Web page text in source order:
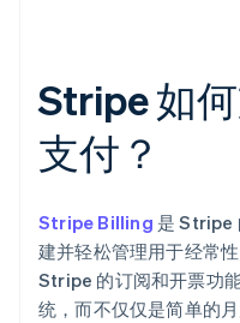
Stripe 如
支付？
Stripe Billing 是 Stripe
建并轻松管理用于经常
Stripe 的订阅和开票功
统，而不仅仅是简单的